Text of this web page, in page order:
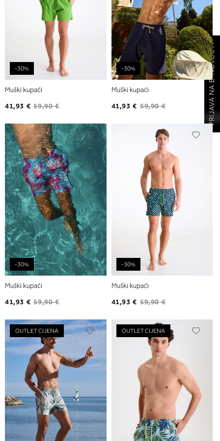
-30%
Muški kupaći
41,93 € 59,90 €
-30%
Muški kupaći
41,93 € 59,90 €
-30%
Dodajte
listu
želja
Muški kupaći
41,93 € 59,90 €
-30%
Muški kupaći
41,93 € 59,90 €
OUTLET CIJENA
Dodajte
želja
OUTLET CIJENA
PRIJAVA NA E-NOVOSTI